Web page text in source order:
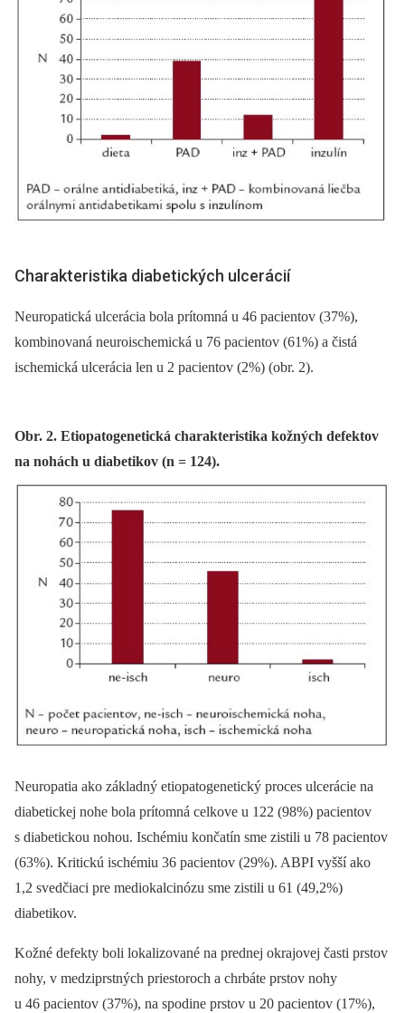
Charakteristika diabetických ulcerácií
Neuropatická ulcerácia bola prítomná u 46 pacientov (37%),
kombinovaná neuroischemická u 76 pacientov (61%) a čistá
ischemická ulcerácia len u 2 pacientov (2%) (obr. 2).
Obr. 2. Etiopatogenetická charakteristika kožných defektov
na nohách u diabetikov (n = 124).
Neuropatia ako základný etiopatogenetický proces ulcerácie na
diabetickej nohe bola prítomná celkove u 122 (98%) pacientov
s diabetickou nohou. Ischémiu končatín sme zistili u 78 pacientov
(63%). Kritickú ischémiu 36 pacientov (29%). ABPI vyšší ako
1,2 svedčiaci pre mediokalcinózu sme zistili u 61 (49,2%)
diabetikov.
Kožné defekty boli lokalizované na prednej okrajovej časti prstov
nohy, v medziprstných priestoroch a chrbáte prstov nohy
u 46 pacientov (37%), na spodine prstov u 20 pacientov (17%),